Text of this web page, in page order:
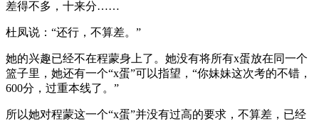
差得不多，十来分……
杜凤说：“还行，不算差。”
她的兴趣已经不在程蒙身上了。她没有将所有x蛋放在同一个
篮子里，她还有一个“x蛋”可以指望，“你妹妹这次考的不错，
600分，过重本线了。”
所以她对程蒙这一个“x蛋”并没有过高的要求，不算差，已经